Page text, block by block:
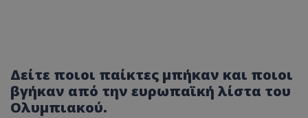
Δείτε ποιοι παίκτες μπήκαν και ποιοι
βγήκαν από την ευρωπαϊκή λίστα του
Ολυμπιακού.